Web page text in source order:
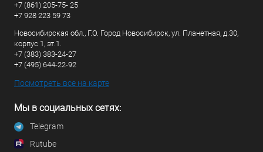
+7 (861) 205-75- 25
+7 928 223 59 73
Новосибирская обл., Г.О. Город Новосибирск, ул. Планетная, д.30,
корпус 1, эт.1.
+7 (383) 383-24-27
+7 (495) 644-22-92
Посмотреть все на карте
Мы в социальных сетях:
Telegram
Rutube